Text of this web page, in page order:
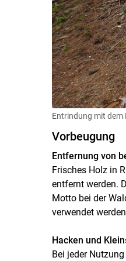
Entrindung mit dem
Vorbeugung
Entfernung von
Frisches Holz in
entfernt werden.
Motto bei der
verwendet
Hacken und
Bei jeder